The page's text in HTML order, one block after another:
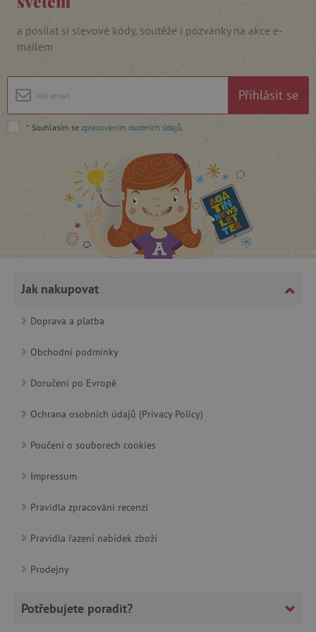
a posílat si slevové kódy, soutěže i pozvánky na akce e-
mailem
Přihlásit se
* Souhlasím se zpracováním osobních údajů.
Jak nakupovat
Doprava a platba
Obchodní podmínky
Doručení po Evropě
Ochrana osobních údajů (Privacy Policy)
Poučení o souborech cookies
Impressum
Pravidla zpracování recenzí
Pravidla řazení nabídek zboží
Prodejny
Potřebujete poradit?
základní funkce webových stránek, jako je
stránky nelze bez nezbytně nutných souborů
cookie správně používat.
__cf_bm
.vimeo.com
_lb_ccc